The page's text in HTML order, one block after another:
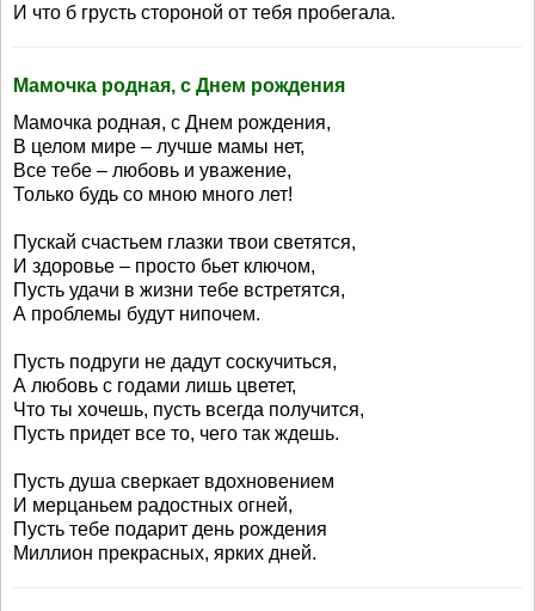
И что б грусть стороной от тебя пробегала.
Мамочка родная, с Днем рождения
Мамочка родная, с Днем рождения,
В целом мире – лучше мамы нет,
Все тебе – любовь и уважение,
Только будь со мною много лет!
Пускай счастьем глазки твои светятся,
И здоровье – просто бьет ключом,
Пусть удачи в жизни тебе встретятся,
А проблемы будут нипочем.
Пусть подруги не дадут соскучиться,
А любовь с годами лишь цветет,
Что ты хочешь, пусть всегда получится,
Пусть придет все то, чего так ждешь.
Пусть душа сверкает вдохновением
И мерцаньем радостных огней,
Пусть тебе подарит день рождения
Миллион прекрасных, ярких дней.